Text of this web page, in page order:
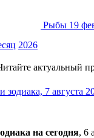
Рыбы 19
2026
актуальный
зодиака, 7 августа
на сегодня, 6